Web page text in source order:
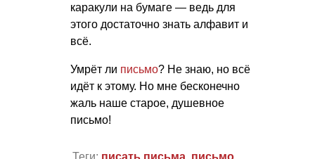
каракули на бумаге — ведь для
этого достаточно знать алфавит и
всё.
Умрёт ли письмо? Не знаю, но всё
идёт к этому. Но мне бесконечно
жаль наше старое, душевное
письмо!